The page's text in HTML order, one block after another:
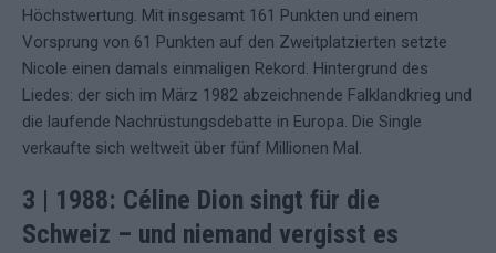
Höchstwertung. Mit insgesamt 161 Punkten und einem
Vorsprung von 61 Punkten auf den Zweitplatzierten setzte
Nicole einen damals einmaligen Rekord. Hintergrund des
Liedes: der sich im März 1982 abzeichnende Falklandkrieg und
die laufende Nachrüstungsdebatte in Europa. Die Single
verkaufte sich weltweit über fünf Millionen Mal.
3 | 1988: Céline Dion singt für die
Schweiz – und niemand vergisst es